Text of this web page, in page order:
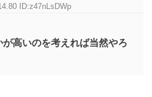
ID:z47nLsDWp
高いのを考えれば当然やろ